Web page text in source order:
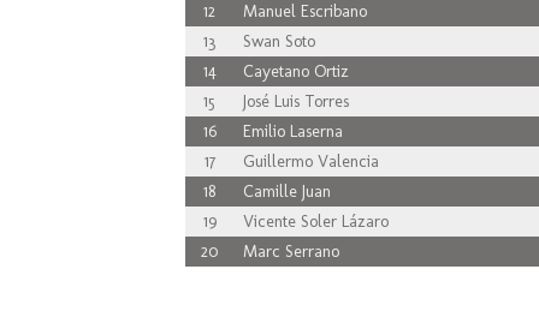
12
Manuel Escribano
13
Swan Soto
14
Cayetano Ortiz
15
José Luis Torres
16
Emilio Laserna
17
Guillermo Valencia
18
Camille Juan
19
Vicente Soler Lázaro
20
Marc Serrano